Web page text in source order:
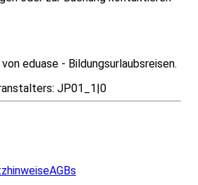
eduase - Bildungsurlaubsreisen.
JP01_1|0
AGBs